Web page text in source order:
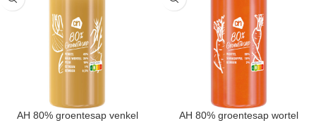
AH 80% groentesap venkel AH 80% groentesap wortel